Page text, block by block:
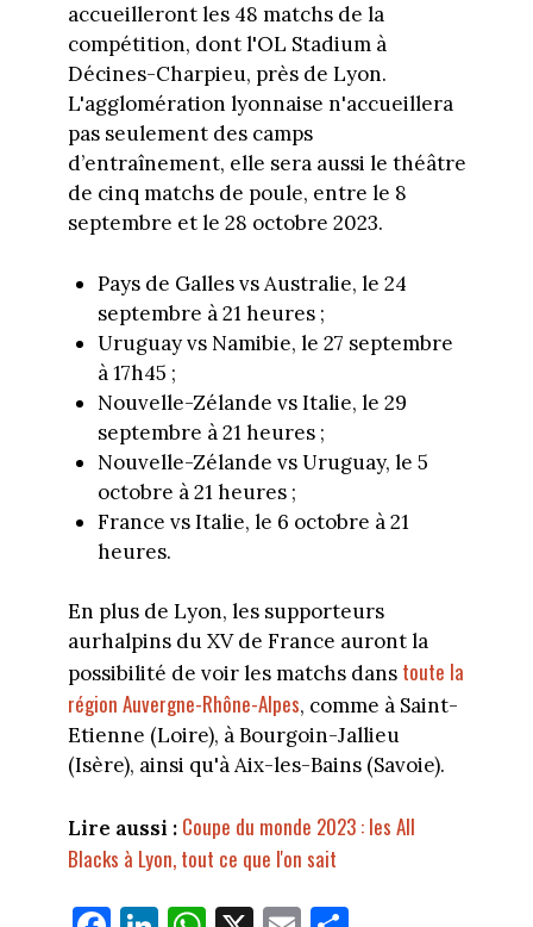
accueilleront les 48 matchs de la
compétition, dont l'OL Stadium à
Décines-Charpieu, près de Lyon.
L'agglomération lyonnaise n'accueillera
pas seulement des camps
d’entraînement, elle sera aussi le théâtre
de cinq matchs de poule, entre le 8
septembre et le 28 octobre 2023.
Pays de Galles vs Australie, le 24
septembre à 21 heures ;
Uruguay vs Namibie, le 27 septembre
à 17h45 ;
Nouvelle-Zélande vs Italie, le 29
septembre à 21 heures ;
Nouvelle-Zélande vs Uruguay, le 5
octobre à 21 heures ;
France vs Italie, le 6 octobre à 21
heures.
En plus de Lyon, les supporteurs
aurhalpins du XV de France auront la
possibilité de voir les matchs dans toute la
région Auvergne-Rhône-Alpes, comme à Saint-
Etienne (Loire), à Bourgoin-Jallieu
(Isère), ainsi qu'à Aix-les-Bains (Savoie).
Lire aussi : Coupe du monde 2023 : les All
Blacks à Lyon, tout ce que l'on sait